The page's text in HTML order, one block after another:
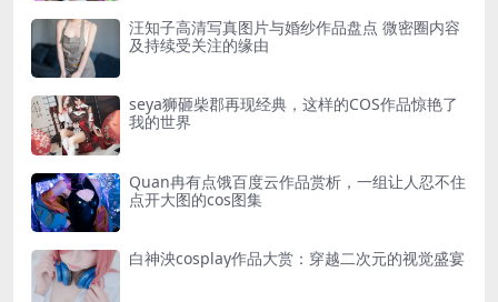
汪知子高清写真图片与婚纱作品盘点 微密圈内容
及持续受关注的缘由
seya狮砸柴郡再现经典，这样的COS作品惊艳了
我的世界
Quan冉有点饿百度云作品赏析，一组让人忍不住
点开大图的cos图集
白神泱cosplay作品大赏：穿越二次元的视觉盛宴